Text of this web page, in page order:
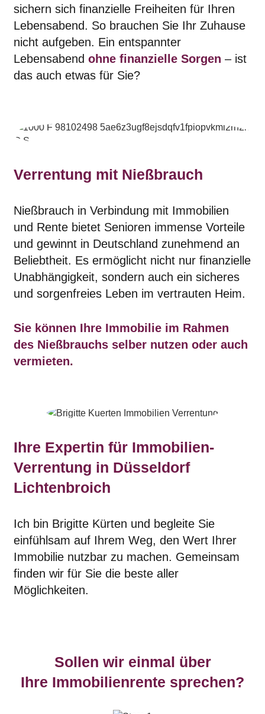
sichern sich finanzielle Freiheiten für Ihren
Lebensabend. So brauchen Sie Ihr Zuhause
nicht aufgeben. Ein entspannter
Lebensabend ohne finanzielle Sorgen – ist
das auch etwas für Sie?
Verrentung mit Nießbrauch
Nießbrauch in Verbindung mit Immobilien
und Rente bietet Senioren immense Vorteile
und gewinnt in Deutschland zunehmend an
Beliebtheit. Es ermöglicht nicht nur finanzielle
Unabhängigkeit, sondern auch ein sicheres
und sorgenfreies Leben im vertrauten Heim.
Sie können Ihre Immobilie im Rahmen
des Nießbrauchs selber nutzen oder auch
vermieten.
Ihre Expertin für Immobilien-
Verrentung in Düsseldorf
Lichtenbroich
Ich bin Brigitte Kürten und begleite Sie
einfühlsam auf Ihrem Weg, den Wert Ihrer
Immobilie nutzbar zu machen. Gemeinsam
finden wir für Sie die beste aller
Möglichkeiten.
Sollen wir einmal über
Ihre Immobilienrente sprechen?